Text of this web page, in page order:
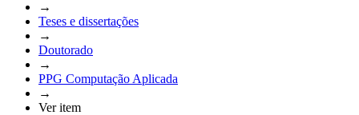
→
Teses e dissertações
→
Doutorado
→
PPG Computação Aplicada
→
Ver item